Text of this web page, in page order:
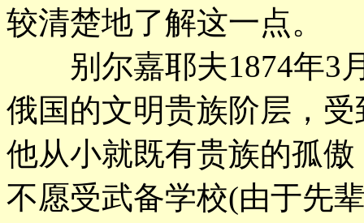
较清楚地了解这一点。
别尔嘉耶夫1874年3
俄国的文明贵族阶层，
他从小就既有贵族的孤
不愿受武备学校(由于先